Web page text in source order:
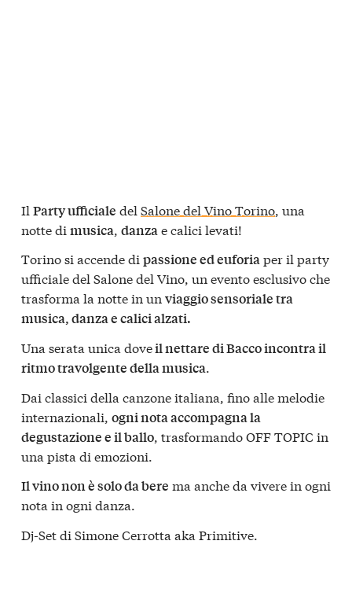
Il Party ufficiale del Salone del Vino Torino, una
notte di musica, danzae calici levati!
Torino si accende di passione ed euforiaper il party
ufficiale del Salone del Vino, un evento esclusivo che
trasforma la notte in un viaggio sensoriale tra
musica, danza e calici alzati.
Una serata unica doveil nettare di Bacco incontra il
ritmo travolgente della musica.
Dai classici della canzone italiana, fino alle melodie
internazionali, ogni nota accompagna la
degustazione e il ballo, trasformando OFF TOPIC in
una pista di emozioni.
Il vino non è solo da bere ma anche da vivere in ogni
nota in ogni danza.
Dj-Set di Simone Cerrotta aka Primitive.